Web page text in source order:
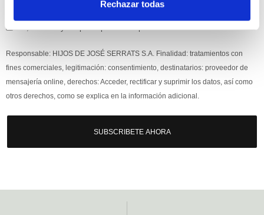
Rechazar todas
Responsable: HIJOS DE JOSÉ SERRATS S.A. Finalidad: tratamientos con
fines comerciales, legitimación: consentimiento, destinatarios: proveedor de
mensajería online, derechos: Acceder, rectificar y suprimir los datos, así como
otros derechos, como se explica en la información adicional.
SUBSCRIBETE AHORA